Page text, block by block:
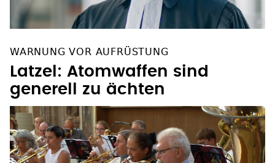
WARNUNG VOR AUFRÜSTUNG
Latzel: Atomwaffen sind
generell zu ächten